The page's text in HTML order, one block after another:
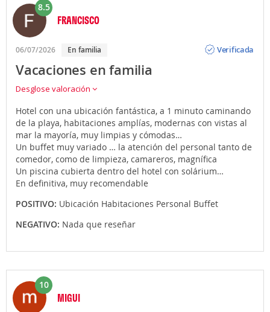
8.5
FRANCISCO
06/07/2026 En familia
Verificada
Vacaciones en familia
Desglose valoración
Hotel con una ubicación fantástica, a 1 minuto caminando
de la playa, habitaciones amplías, modernas con vistas al
mar la mayoría, muy limpias y cómodas…
Un buffet muy variado … la atención del personal tanto de
comedor, como de limpieza, camareros, magnífica
Un piscina cubierta dentro del hotel con solárium…
En definitiva, muy recomendable
POSITIVO: Ubicación Habitaciones Personal Buffet
NEGATIVO: Nada que reseñar
10
MIGUI